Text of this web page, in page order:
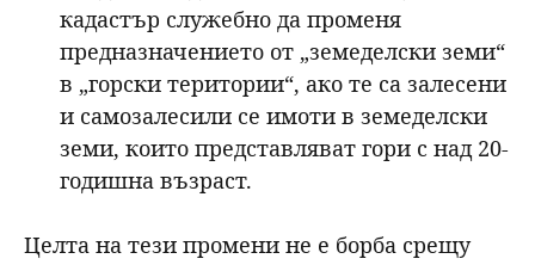
кадастър служебно да променя
предназначението от „земеделски земи“
в „горски територии“, ако те са залесени
и самозалесили се имоти в земеделски
земи, които представляват гори с над 20-
годишна възраст.
Целта на тези промени не е борба срещу